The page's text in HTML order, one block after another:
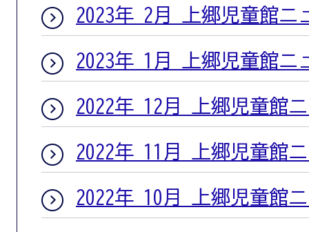
2023年 2月 上郷児童館ニ
2023年 1月 上郷児童館ニ
2022年 12月 上郷児童館
2022年 11月 上郷児童館
2022年 10月 上郷児童館